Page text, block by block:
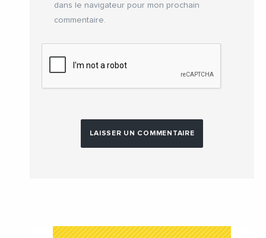
dans le navigateur pour mon prochain
commentaire.